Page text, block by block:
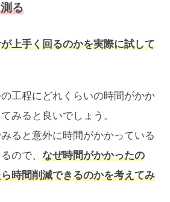
る
上手く回るのかを実際に試して
工程にどれくらいの時間がかか
みると良いでしょう。
ると意外に時間がかかっている
ので、 なぜ時間がかかったの
時間削減できるのかを考えてみ